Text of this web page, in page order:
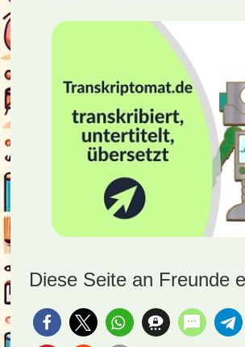
Diese Seite an Freunde